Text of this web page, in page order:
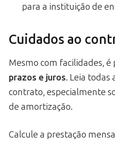
para a instituição de
Cuidados ao
Mesmo com facilidades, é
prazos e juros. Leia todas
contrato, especialmente
de amortização.
Calcule a prestação